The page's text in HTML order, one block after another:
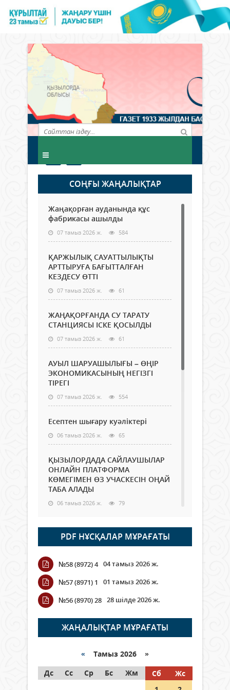
СОҢҒЫ ЖАҢАЛЫҚТАР
Жаңақорған ауданында құс
фабрикасы ашылды
07 тамыз 2026 ж. 584
ҚАРЖЫЛЫҚ САУАТТЫЛЫҚТЫ
АРТТЫРУҒА БАҒЫТТАЛҒАН
КЕЗДЕСУ ӨТТІ
07 тамыз 2026 ж. 61
ЖАҢАҚОРҒАНДА СУ ТАРАТУ
СТАНЦИЯСЫ ІСКЕ ҚОСЫЛДЫ
07 тамыз 2026 ж. 61
АУЫЛ ШАРУАШЫЛЫҒЫ – ӨҢІР
ЭКОНОМИКАСЫНЫҢ НЕГІЗГІ
ТІРЕГІ
07 тамыз 2026 ж. 554
Есептен шығару куәліктері
06 тамыз 2026 ж. 65
ҚЫЗЫЛОРДАДА САЙЛАУШЫЛАР
ОНЛАЙН ПЛАТФОРМА
КӨМЕГІМЕН ӨЗ УЧАСКЕСІН ОҢАЙ
ТАБА АЛАДЫ
06 тамыз 2026 ж. 79
Open Air: Қызылорда облысы
полиция департаменті 20
мыңнан астам көрерменнің
қауіпсіздігін қамтамасыз етті
06 тамыз 2026 ж.
Wi-Fi ҚАБЫРҒА АРҚЫЛЫ ҚАЛАЙ
ӨТЕДІ?
06 тамыз 2026 ж. 256
граждане Казахстана,
05 тамыз 2026 ж. 137
PDF НҰСҚАЛАР МҰРАҒАТЫ
№58 (8972) 4 04 тамыз 2026 ж.
№57 (8971) 1
01 тамыз 2026 ж.
№56 (8970) 28 28 шілде 2026 ж.
ЖАҢАЛЫҚТАР МҰРАҒАТЫ
« Тамыз 2026 »
Дс
Сс Ср Бс Жм Сб
Жс